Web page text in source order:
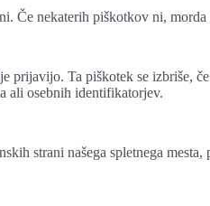
Če nekaterih piškotkov ni,
prijavijo. Ta piškotek se izbriše,
ali osebnih identifikatorjev.
strani našega spletnega